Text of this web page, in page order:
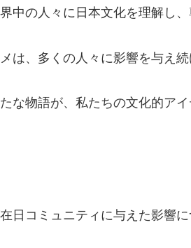
中の人々に日本文化を理解し
は、多くの人々に影響を与え続
な物語が、私たちの文化的ア
日コミュニティに与えた影響に